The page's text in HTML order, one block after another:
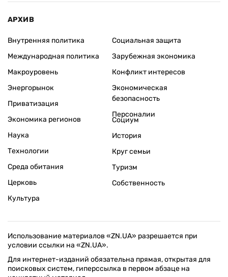
АРХИВ
Внутренняя политика
Международная политика
Макроуровень
Энергорынок
Приватизация
Экономика регионов
Социальная защита
Зарубежная экономика
Конфликт интересов
Экономическая
безопасность
Персоналии
Наука
Технологии
Среда обитания
Церковь
Культура
Социум
История
Круг семьи
Туризм
Собственность
Использование материалов «ZN.UA» разрешается при
условии ссылки на «ZN.UA».
Для интернет-изданий обязательна прямая, открытая для
поисковых систем, гиперссылка в первом абзаце на